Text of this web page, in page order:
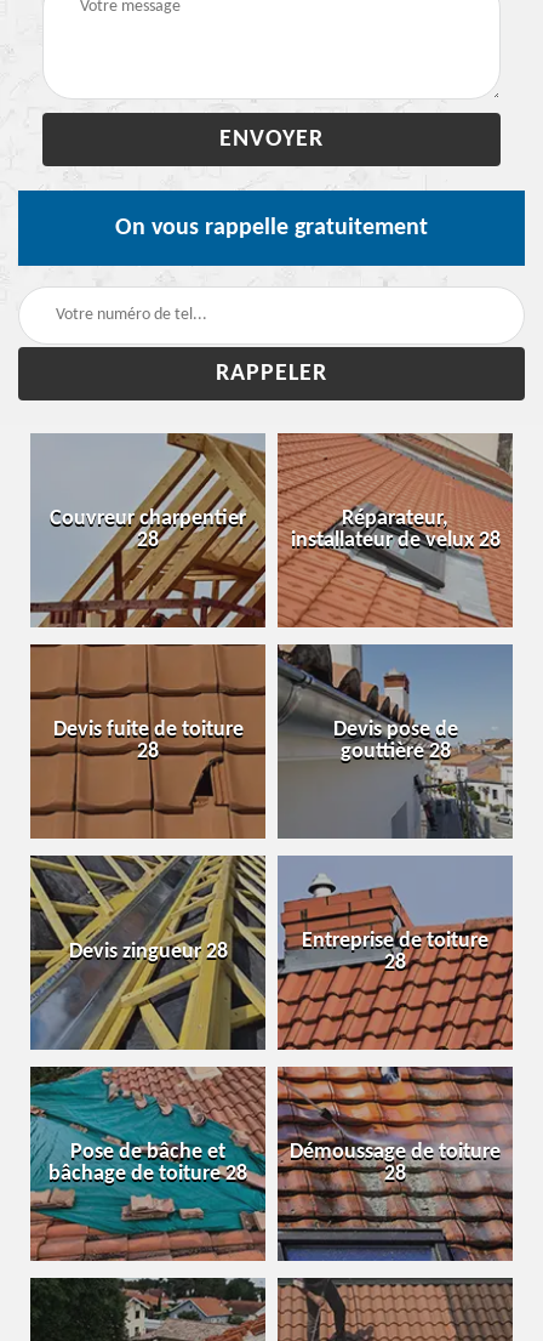
On vous rappelle gratuitement
Couvreur charpentier
28
Réparateur,
installateur de velux 28
Devis fuite de toiture
28
Devis pose de
gouttière 28
Devis zingueur 28
Entreprise de toiture
28
Pose de bâche et
bâchage de toiture 28
Démoussage de toiture
28